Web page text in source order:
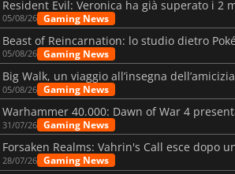
05/08/26 Gaming News
05/08/26 Gaming News
Big Walk, un viaggio all’insegna dell’amicizia
05/08/26 Gaming News
31/07/26 Gaming News
28/07/26 Gaming News